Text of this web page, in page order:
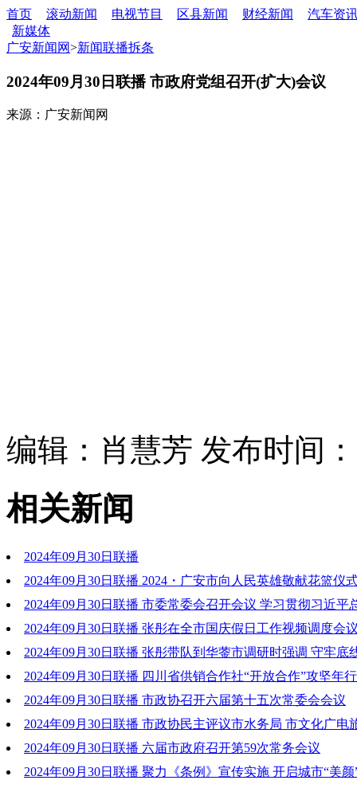
首页 滚动新闻 电视节目 区县新闻 财经新闻
汽车资
新媒体
广安新闻网>新闻联播拆条
2024年09月30日联播 市政府党组召开(扩大)会议
来源：广安新闻网
编辑：肖慧芳 发布时间
相关新闻
2024年09月30日联播
2024年09月30日联播 2024・广安市向人民英雄敬献花篮仪
2024年09月30日联播 市委常委会召开会议 学习贯彻习近平
讲话重要指示精神和中省有关会议精神 研究贯彻落实意见
2024年09月30日联播 张彤在全市国庆假日工作视频调度会
消费强服务保平安 确保人民群众度过一个欢乐祥和的国庆佳节
2024年09月30日联播 张彤带队到华蓥市调研时强调 守牢底
占产业新赛道 全力以赴推动高质量发展取得新成效
2024年09月30日联播 四川省供销合作社“开放合作”攻坚年
会在我市召开
2024年09月30日联播 市政协召开六届第十五次常委会会议
2024年09月30日联播 市政协民主评议市水务局 市文化广电
2024年09月30日联播 六届市政府召开第59次常务会议
2024年09月30日联播 聚力《条例》宣传实施 开启城市“美颜